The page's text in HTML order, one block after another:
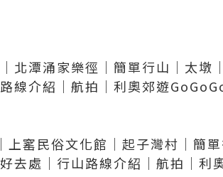
潭涌家樂徑｜簡單行山｜太墩
窰民俗文化館｜起子灣村｜簡單
處｜行山路線介紹｜航拍｜利奧